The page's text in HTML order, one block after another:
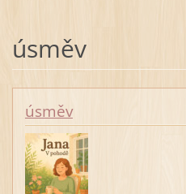
úsměv
úsměv